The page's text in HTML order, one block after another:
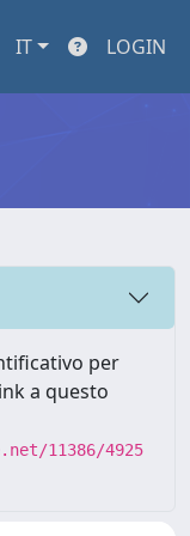
IT LOGIN
per
a questo
11386/4925